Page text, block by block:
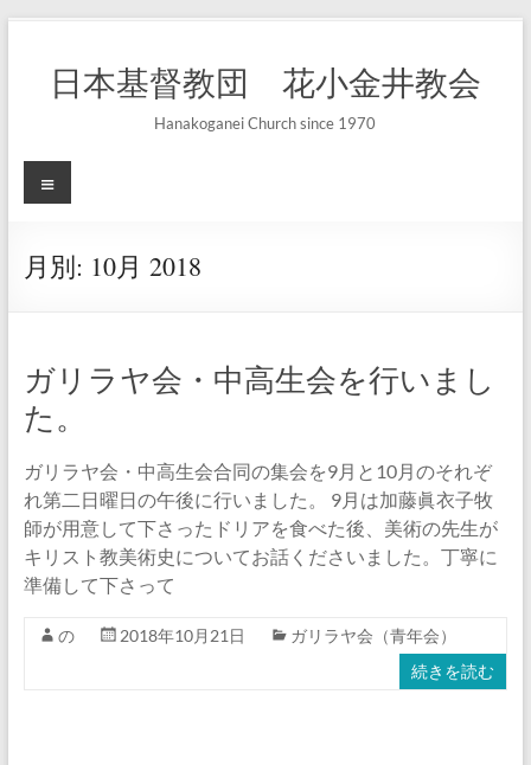
日本基督教団 花小金井教会
Hanakoganei Church since 1970
メ
ニ
ー
月別: 10月 2018
ガリラヤ会・中高生会を行いまし
た。
ガリラヤ会・中高生会合同の集会を9月と10月のそれぞ
れ第二日曜日の午後に行いました。 9月は加藤眞衣子牧
師が用意して下さったドリアを食べた後、美術の先生が
キリスト教美術史についてお話くださいました。丁寧に
準備して下さって
の 2018年10月21日
ガリラヤ会（青年会）
続きを読む